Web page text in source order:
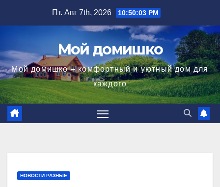
Пт. Авг 7th, 2026 10:50:03 PM
Мой домишко
Мой домишко – комфортный и уютный дом для
каждого
НОВОСТИ РАЗНЫЕ